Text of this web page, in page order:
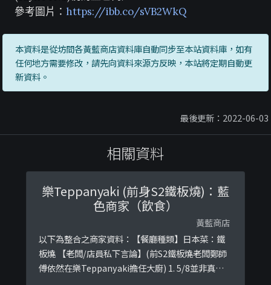
參考圖片： https://ibb.co/sVB2WkQ
本資料是從坊間各黃藍商店資料庫自動同步至本站資料庫，如有
任何地方需要修改，請先向資料來源方反映，本站將定期自動更
新資料。
最後更新：2022-06-03
相關資料
樂Teppanyaki (前身S2鐵板燒)：藍
色商家（飲食）
黃藍商店
以下為整合之商家資料：【餐廳種類】日本菜：鐵
板燒 【老闆/店員私下言論】(前S2鐵板燒老闆鄭師
傅依然在樂Teppanyaki擔任大廚) 1. 5/8並非真休